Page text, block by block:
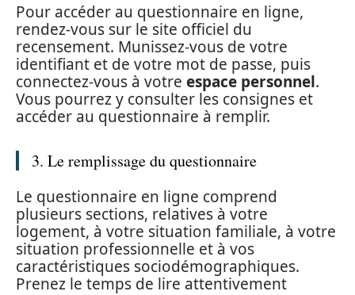
Pour accéder au questionnaire en ligne,
rendez-vous sur le site officiel du
recensement. Munissez-vous de votre
identifiant et de votre mot de passe, puis
connectez-vous à votre espace personnel.
Vous pourrez y consulter les consignes et
accéder au questionnaire à remplir.
3. Le remplissage du questionnaire
Le questionnaire en ligne comprend
plusieurs sections, relatives à votre
logement, à votre situation familiale, à votre
situation professionnelle et à vos
caractéristiques sociodémographiques.
Prenez le temps de lire attentivement